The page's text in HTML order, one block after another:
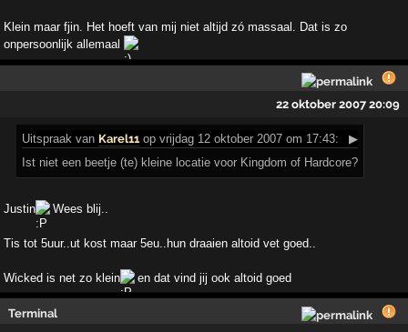
Klein maar fjin. Het hoeft van mij niet altijd zó massaal. Dat is zo
onpersoonlijk allemaal
22 oktober 2007 20:09
Uitspraak van Karel11 op vrijdag 12 oktober 2007 om 17:43:
▶
Ist niet een beetje (te) kleine locatie voor Kingdom of Hardcore?
Justin Wees blij..
Tis tot 5uur..ut kost maar 5eu..hun draaien altoid vet goed..
Wicked is net zo klein en dat vind jij ook altoid goed
Terminal